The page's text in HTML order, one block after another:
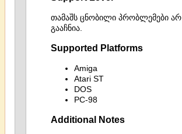
თამაშს ცნობილი პრობლემები არ
გააჩნია.
Supported Platforms
Amiga
Atari ST
DOS
PC-98
Additional Notes